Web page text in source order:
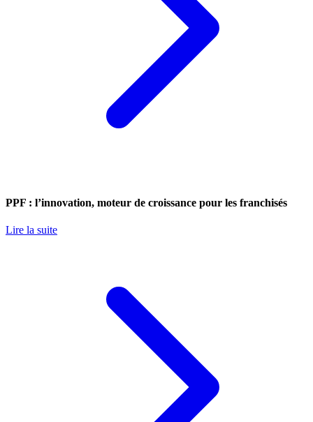
PPF : l’innovation, moteur de croissance pour les franchisés
Lire la suite